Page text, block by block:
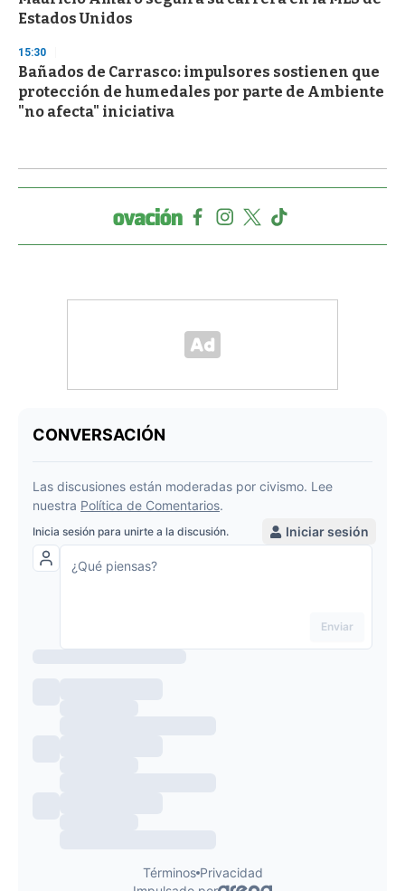
Estados Unidos
15:30
Bañados de Carrasco: impulsores sostienen que
protección de humedales por parte de Ambiente
"no afecta" iniciativa